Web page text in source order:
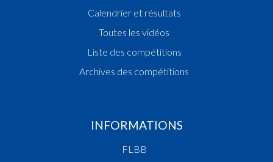
Calendrier et résultats
Toutes les vidéos
Liste des compétitions
Archives des compétitions
INFORMATIONS
FLBB